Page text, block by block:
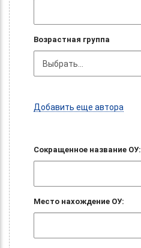
Возрастная группа
Добавить еще автора
Сокращенное название ОУ:
Место нахождение ОУ: